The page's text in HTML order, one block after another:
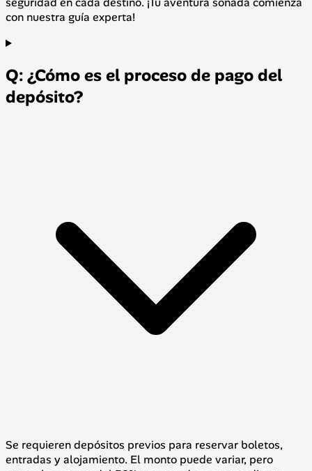
con nuestra guía experta!
Q: ¿Cómo es el proceso de pago del
depósito?
Se requieren depósitos previos para reservar boletos,
entradas y alojamiento. El monto puede variar, pero